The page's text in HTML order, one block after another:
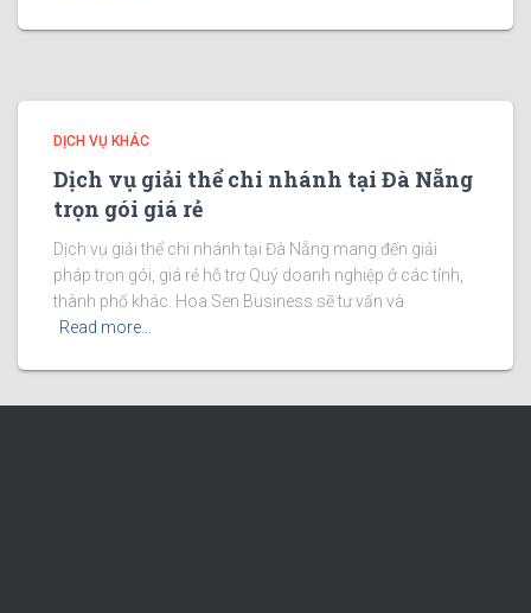
DỊCH VỤ KHÁC
Dịch vụ giải thể chi nhánh tại Đà Nẵng
trọn gói giá rẻ
Dịch vụ giải thể chi nhánh tại Đà Nẵng mang đến giải
pháp trọn gói, giá rẻ hỗ trợ Quý doanh nghiệp ở các tỉnh,
thành phố khác. Hoa Sen Business sẽ tư vấn và
Read more…